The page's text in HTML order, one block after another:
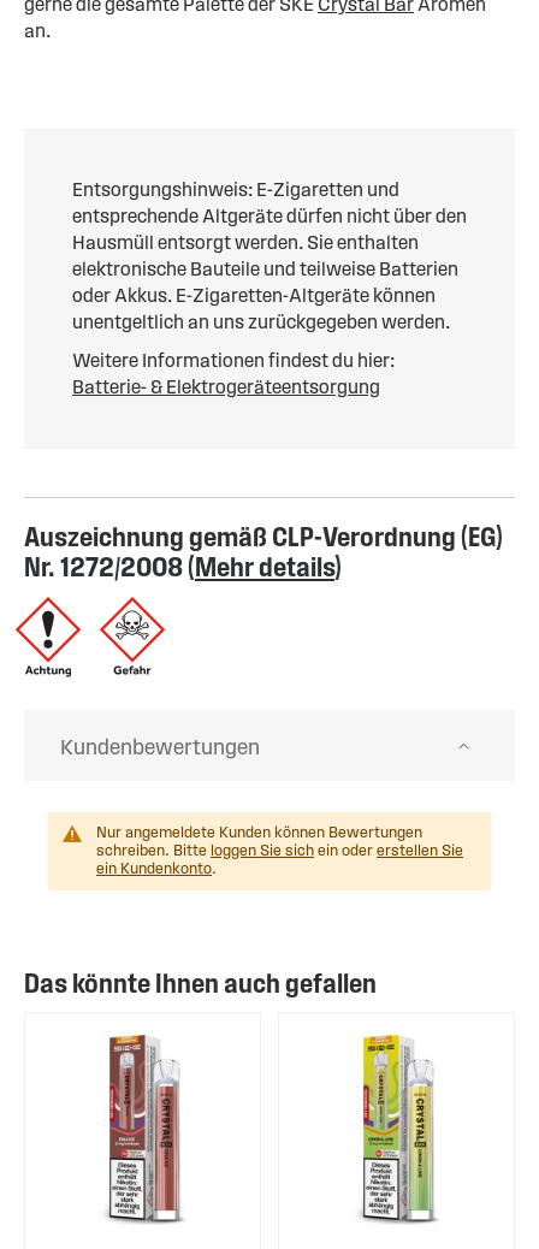
gerne die gesamte Palette der SKE Crystal Bar Aromen
an.
Entsorgungshinweis: E-Zigaretten und
entsprechende Altgeräte dürfen nicht über den
Hausmüll entsorgt werden. Sie enthalten
elektronische Bauteile und teilweise Batterien
oder Akkus. E-Zigaretten-Altgeräte können
unentgeltlich an uns zurückgegeben werden.
Weitere Informationen findest du hier:
Batterie- & Elektrogeräteentsorgung
Auszeichnung gemäß CLP-Verordnung (EG)
Nr. 1272/2008 (Mehr details)
Kundenbewertungen
Nur angemeldete Kunden können Bewertungen
schreiben. Bitte loggen Sie sich ein oder erstellen Sie
ein Kundenkonto.
Das könnte Ihnen auch gefallen